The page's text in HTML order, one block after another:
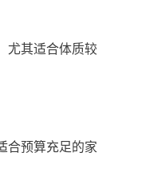
尤其适合体质较
合预算充足的家